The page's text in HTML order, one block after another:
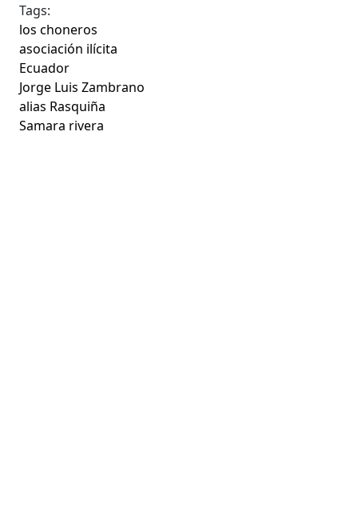
Tags:
los choneros
asociación ilícita
Ecuador
Jorge Luis Zambrano
alias Rasquiña
Samara rivera